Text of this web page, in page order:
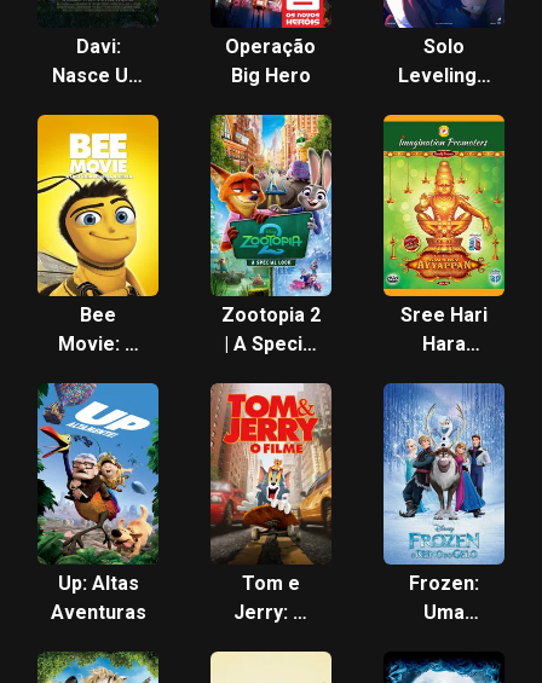
Davi:
Nasce Um
Operação
Big Hero
Solo
Leveling -
Despertar-
Bee
Movie: A
uma
Abelha
Zootopia 2
| A Special
Sree Hari
Hara
Swami
Ayyappan
Up: Altas
Aventuras
Tom e
Jerry: O
Frozen:
Uma
Congelante